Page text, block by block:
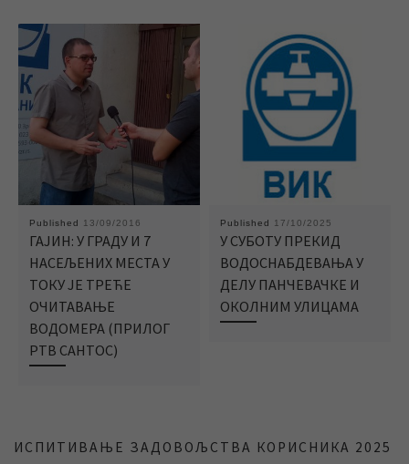
Published 13/09/2016
ГАЈИН: У ГРАДУ И 7
НАСЕЉЕНИХ МЕСТА У
ТОКУ ЈЕ ТРЕЋЕ
ОЧИТАВАЊЕ
ВОДОМЕРА (ПРИЛОГ
РТВ САНТОС)
Published 17/10/2025
У СУБОТУ ПРЕКИД
ВОДОСНАБДЕВАЊА У
ДЕЛУ ПАНЧЕВАЧКЕ И
ОКОЛНИМ УЛИЦАМА
ИСПИТИВАЊЕ ЗАДОВОЉСТВА КОРИСНИКА 2025